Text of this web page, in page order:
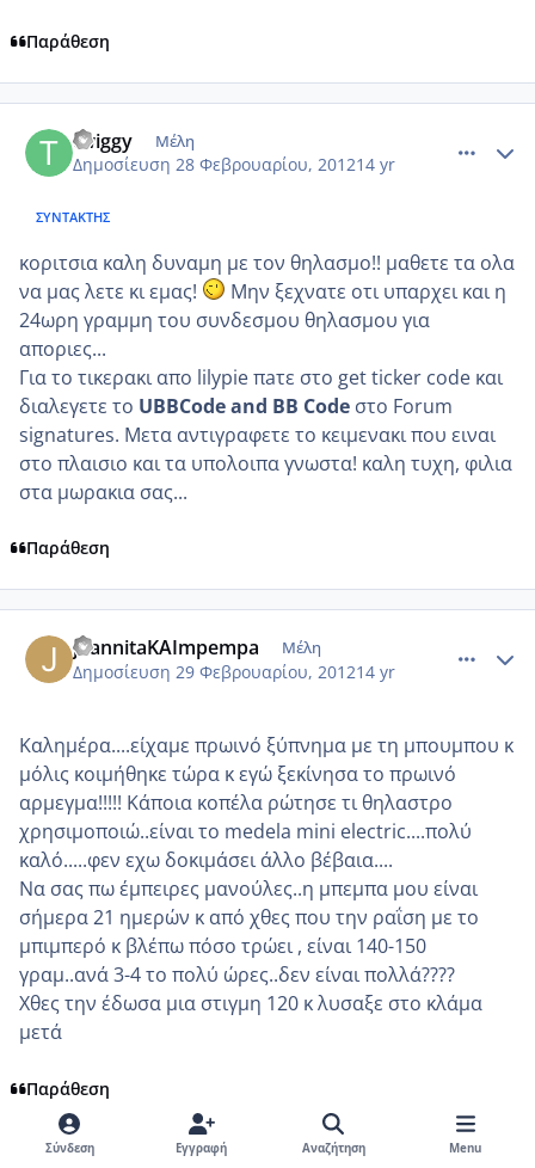
Παράθεση
twiggy Μέλη
Δημοσίευση 28 Φεβρουαρίου, 201214 yr
ΣΥΝΤΆΚΤΗΣ
κοριτσια καλη δυναμη με τον θηλασμο!! μαθετε τα ολα
να μας λετε κι εμας!
Μην ξεχνατε οτι υπαρχει και η
24ωρη γραμμη του συνδεσμου θηλασμου για
αποριες...
Για το τικερακι απο lilypie πaτε στο get ticker code και
διαλεγετε το UBBCode and BB Code στο Forum
signatures. Μετα αντιγραφετε το κειμενακι που ειναι
στο πλαισιο και τα υπολοιπα γνωστα! καλη τυχη, φιλια
στα μωρακια σας...
Παράθεση
joannitaKAImpempa Μέλη
Δημοσίευση 29 Φεβρουαρίου, 201214 yr
Καλημέρα....είχαμε πρωινό ξύπνημα με τη μπουμπου κ
μόλις κοιμήθηκε τώρα κ εγώ ξεκίνησα το πρωινό
αρμεγμα!!!!! Κάποια κοπέλα ρώτησε τι θηλαστρο
χρησιμοποιώ..είναι το medela mini electric....πολύ
καλό.....φεν εχω δοκιμάσει άλλο βέβαια....
Να σας πω έμπειρες μανούλες..η μπεμπα μου είναι
σήμερα 21 ημερών κ από χθες που την ραΐση με το
μπιμπερό κ βλέπω πόσο τρώει , είναι 140-150
γραμ..ανά 3-4 το πολύ ώρες..δεν είναι πολλά????
Χθες την έδωσα μια στιγμη 120 κ λυσαξε στο κλάμα
μετά
Παράθεση
Σύνδεση Εγγραφή Αναζήτηση Menu